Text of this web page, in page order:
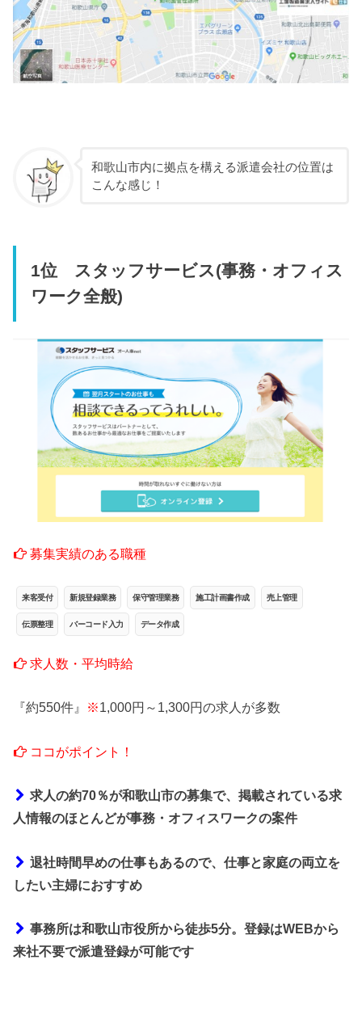
和歌山市内に拠点を構える派遣会社の位置は
こんな感じ！
1位 スタッフサービス(事務・オフィス
ワーク全般)
募集実績のある職種
来客受付 新規登録業務 保守管理業務 施工計画書作成 売上管理
伝票整理 バーコード入力 データ作成
求人数・平均時給
『約550件』 ※1,000円～1,300円の求人が多数
ココがポイント！
求人の約70％が和歌山市の募集で、掲載されている求
人情報のほとんどが事務・オフィスワークの案件
退社時間早めの仕事もあるので、仕事と家庭の両立を
したい主婦におすすめ
事務所は和歌山市役所から徒歩5分。登録はWEBから
来社不要で派遣登録が可能です